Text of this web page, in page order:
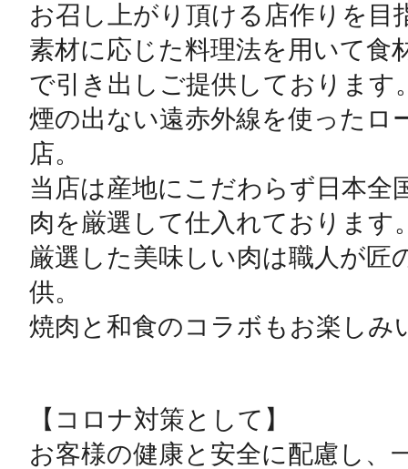
お召し上がり頂ける店作りを目
素材に応じた料理法を用いて食
で引き出しご提供しております
煙の出ない遠赤外線を使ったロ
店。
当店は産地にこだわらず日本全
肉を厳選して仕入れております
厳選した美味しい肉は職人が匠
供。
焼肉と和食のコラボもお楽しみ
【コロナ対策として】
お客様の健康と安全に配慮し、